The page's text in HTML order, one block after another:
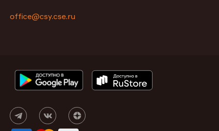
office@csy.cse.ru